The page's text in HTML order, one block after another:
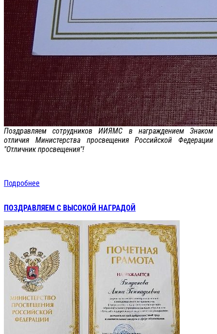
Поздравляем сотрудников ИИЯМС в награждением Знаком
отличия Министерства просвещения Российской Федерации
"Отличник просвещения"!
Подробнее
ПОЗДРАВЛЯЕМ С ВЫСОКОЙ НАГРАДОЙ